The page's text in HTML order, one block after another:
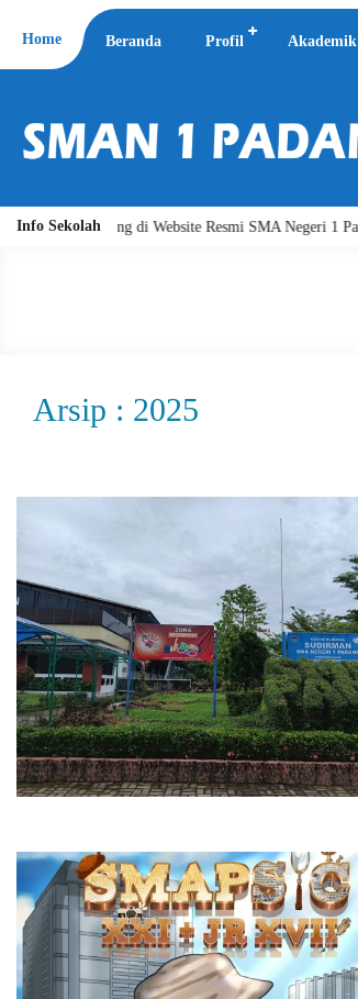
Home Beranda Profil Akademik
Info Sekolah
Datang di Website Resmi SMA Negeri 1 Padang.
Arsip : 2025